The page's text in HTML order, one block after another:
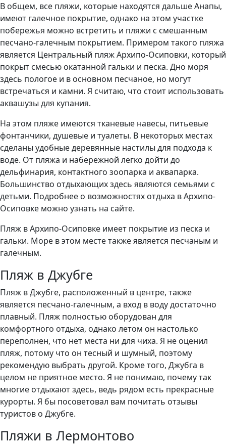
В общем, все пляжи, которые находятся дальше Анапы,
имеют галечное покрытие, однако на этом участке
побережья можно встретить и пляжи с смешанным
песчано-галечным покрытием. Примером такого пляжа
является Центральный пляж Архипо-Осиповки, который
покрыт смесью окатанной гальки и песка. Дно моря
здесь пологое и в основном песчаное, но могут
встречаться и камни. Я считаю, что стоит использовать
аквашузы для купания.
На этом пляже имеются тканевые навесы, питьевые
фонтанчики, душевые и туалеты. В некоторых местах
сделаны удобные деревянные настилы для подхода к
воде. От пляжа и набережной легко дойти до
дельфинария, контактного зоопарка и аквапарка.
Большинство отдыхающих здесь являются семьями с
детьми. Подробнее о возможностях отдыха в Архипо-
Осиповке можно узнать на сайте.
Пляж в Архипо-Осиповке имеет покрытие из песка и
гальки. Море в этом месте также является песчаным и
галечным.
Пляж в Джубге
Пляж в Джубге, расположенный в центре, также
является песчано-галечным, а вход в воду достаточно
плавный. Пляж полностью оборудован для
комфортного отдыха, однако летом он настолько
переполнен, что нет места ни для чиха. Я не оценил
пляж, потому что он тесный и шумный, поэтому
рекомендую выбрать другой. Кроме того, Джубга в
целом не приятное место. Я не понимаю, почему так
многие отдыхают здесь, ведь рядом есть прекрасные
курорты. Я бы посоветовал вам почитать отзывы
туристов о Джубге.
Пляжи в Лермонтово